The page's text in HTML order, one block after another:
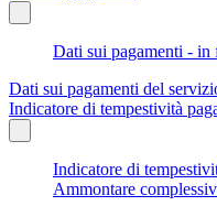
Dati sui pagamenti - in
Dati sui pagamenti del
Indicatore di tempestività
Indicatore di
Ammontare